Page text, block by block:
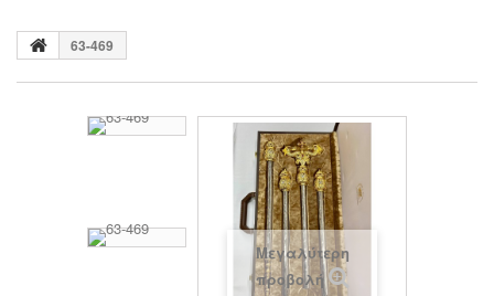
63-469
Μεγαλύτερη
προβολή